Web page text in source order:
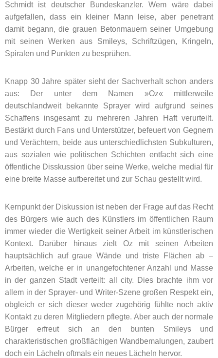
Schmidt ist deutscher Bundeskanzler. Wem wäre dabei
aufgefallen, dass ein kleiner Mann leise, aber penetrant
damit begann, die grauen Betonmauern seiner Umgebung
mit seinen Werken aus Smileys, Schriftzügen, Kringeln,
Spiralen und Punkten zu besprühen.
Knapp 30 Jahre später sieht der Sachverhalt schon anders
aus: Der unter dem Namen »Oz« mittlerweile
deutschlandweit bekannte Sprayer wird aufgrund seines
Schaffens insgesamt zu mehreren Jahren Haft verurteilt.
Bestärkt durch Fans und Unterstützer, befeuert von Gegnern
und Verächtern, beide aus unterschiedlichsten Subkulturen,
aus sozialen wie politischen Schichten entfacht sich eine
öffentliche Disskussion über seine Werke, welche medial für
eine breite Masse aufbereitet und zur Schau gestellt wird.
Kernpunkt der Diskussion ist neben der Frage auf das Recht
des Bürgers wie auch des Künstlers im öffentlichen Raum
immer wieder die Wertigkeit seiner Arbeit im künstlerischen
Kontext. Darüber hinaus zielt Oz mit seinen Arbeiten
hauptsächlich auf graue Wände und triste Flächen ab –
Arbeiten, welche er in unangefochtener Anzahl und Masse
in der ganzen Stadt verteilt: all city. Dies brachte ihm vor
allem in der Sprayer- und Writer-Szene großen Respekt ein,
obgleich er sich dieser weder zugehörig fühlte noch aktiv
Kontakt zu deren Mitgliedern pflegte. Aber auch der normale
Bürger erfreut sich an den bunten Smileys und
charakteristischen großflächigen Wandbemalungen, zaubert
doch ein Lächeln oftmals ein neues Lächeln hervor.